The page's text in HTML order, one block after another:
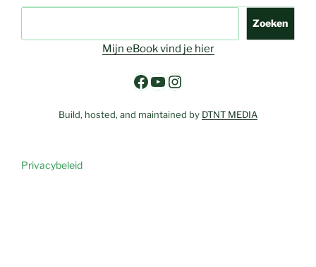
Zoeken
Mijn eBook vind je hier
Facebook
YouTube
Instagram
Build, hosted, and maintained by DTNT MEDIA
Privacybeleid